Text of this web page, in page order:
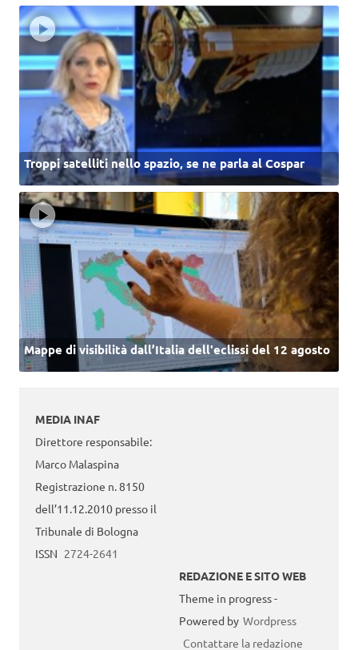
Troppi satelliti nello spazio, se ne parla al Cospar
Mappe di visibilità dall’Italia dell'eclissi del 12 agosto
MEDIA INAF
Direttore responsabile:
Marco Malaspina
Registrazione n. 8150
dell’11.12.2010 presso il
Tribunale di Bologna
ISSN 2724-2641
REDAZIONE E SITO WEB
Theme in progress -
Powered by Wordpress
Contattare la redazione